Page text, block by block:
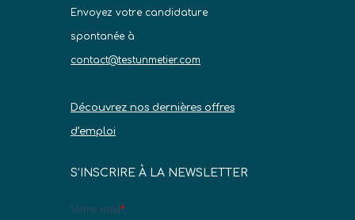
Envoyez votre candidature
spontanée à
contact@testunmetier.com
Découvrez nos dernières offres
d’emploi
S’INSCRIRE À LA NEWSLETTER